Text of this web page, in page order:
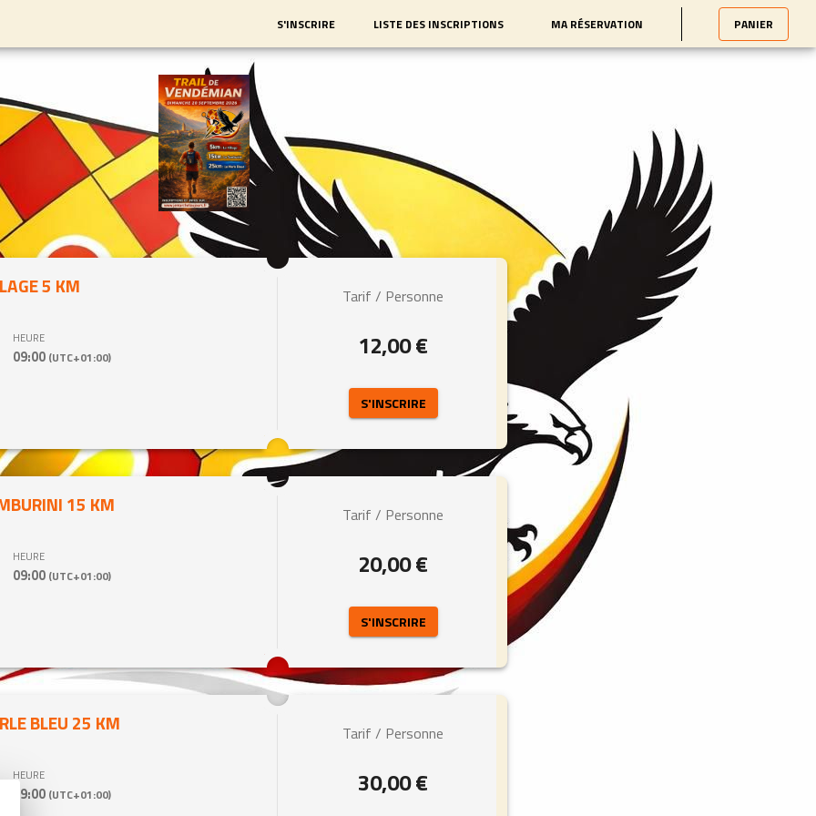
S'INSCRIRE LISTE DES INSCRIPTIONS MA RÉSERVATION PANIER
5 KM
HEURE
09:00 (UTC+01:00)
Tarif / Personne
12,00 €
S'INSCRIRE
15 KM
HEURE
09:00 (UTC+01:00)
Tarif / Personne
20,00 €
S'INSCRIRE
BLEU 25 KM
HEURE
09:00 (UTC+01:00)
Tarif / Personne
30,00 €